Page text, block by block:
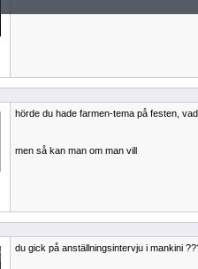
hörde du hade farmen-tema på festen,
men så kan man om man vill
du gick på anställningsintervju i mankini